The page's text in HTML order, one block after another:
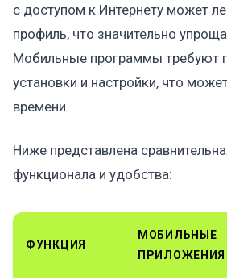
с доступом к Интернету может
профиль, что значительно
Мобильные программы требуют
установки и настройки, что
времени.
Ниже представлена
функционала и удобства:
ФУНКЦИЯ
МОБИЛЬНЫЕ
ПРИЛОЖЕНИЯ